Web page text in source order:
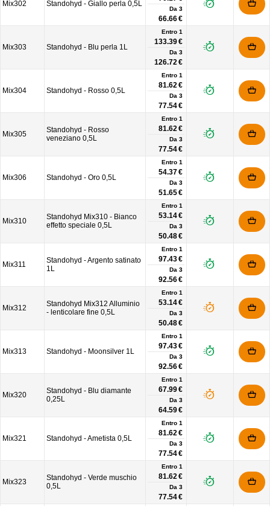
Mix302 Standohyd - Giallo perla 0,5L
Da 3
66.66 €
Mix303 Standohyd - Blu perla 1L
Entro 1
133.39 €
Da 3
126.72 €
Mix304 Standohyd - Rosso 0,5L
Entro 1
81.62 €
Da 3
77.54 €
Mix305
Standohyd - Rosso
veneziano 0,5L
Entro 1
81.62 €
Da 3
77.54 €
Mix306 Standohyd - Oro 0,5L
Entro 1
54.37 €
Da 3
51.65 €
Mix310
Standohyd Mix310 - Bianco
effetto speciale 0,5L
Entro 1
53.14 €
Da 3
50.48 €
Mix311
Standohyd - Argento satinato
1L
Entro 1
97.43 €
Da 3
92.56 €
Mix312
Standohyd Mix312 Alluminio
- lenticolare fine 0,5L
Entro 1
53.14 €
Da 3
50.48 €
Mix313 Standohyd - Moonsilver 1L
Entro 1
97.43 €
Da 3
92.56 €
Mix320
Standohyd - Blu diamante
0,25L
Entro 1
67.99 €
Da 3
64.59 €
Mix321 Standohyd - Ametista 0,5L
Entro 1
81.62 €
Da 3
77.54 €
Mix323
Standohyd - Verde muschio
0,5L
Entro 1
81.62 €
Da 3
77.54 €